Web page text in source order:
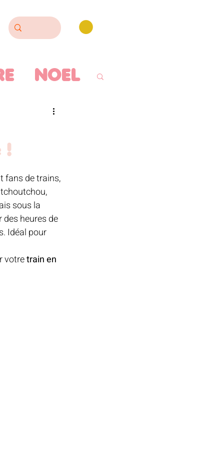
NOEL
!
fans de trains,
sous la
heures de
Idéal pour
votre train en